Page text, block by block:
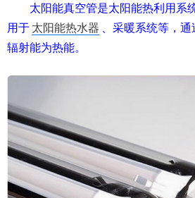
太阳能真空管是太阳能热利用系
用于 太阳能热水器
、采暖系统等，
辐射能为热能。